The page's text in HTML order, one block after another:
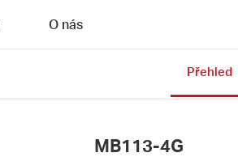
O nás
Přehled
MB113-4G